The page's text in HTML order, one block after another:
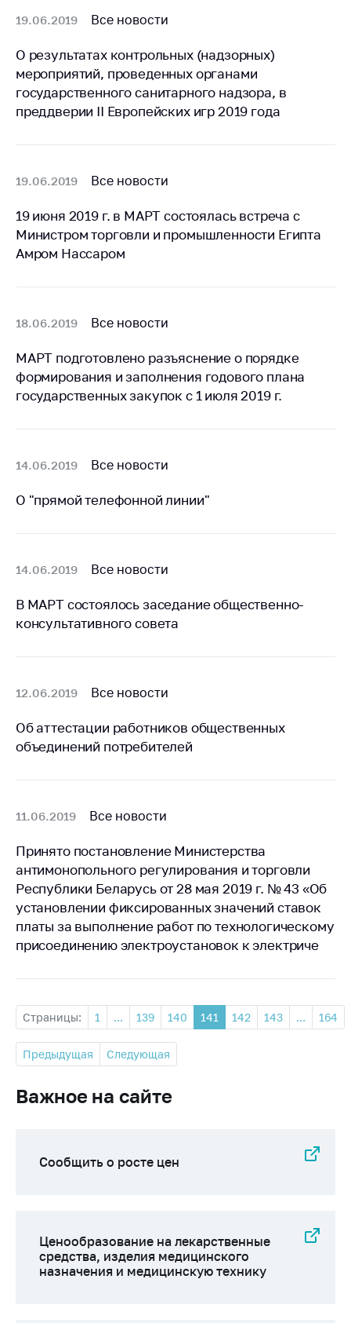
проектов
Маркировка
товаров
Рекомендации по
распространения
COVID-19 для
субъектов торговли,
общественного
Обучение по
антимонопольного
регулирования и
конкурентной
политики
19.06.2019 Все новости
О результатах контрольных (надзорных)
мероприятий, проведенных органами
государственного санитарного надзора, в
преддверии II Европейских игр 2019 года
19.06.2019 Все новости
19 июня 2019 г. в МАРТ состоялась встреча с
Министром торговли и промышленности Египта
Амром Нассаром
18.06.2019 Все новости
МАРТ подготовлено разъяснение о порядке
формирования и заполнения годового плана
государственных закупок с 1 июля 2019 г.
14.06.2019 Все новости
О "прямой телефонной линии"
14.06.2019 Все новости
В МАРТ состоялось заседание общественно-
консультативного совета
12.06.2019 Все новости
Об аттестации работников общественных
объединений потребителей
11.06.2019 Все новости
Принято постановление Министерства
антимонопольного регулирования и торговли
Республики Беларусь от 28 мая 2019 г. № 43 «Об
установлении фиксированных значений ставок
платы за выполнение работ по технологическому
присоединению электроустановок к электриче
Страницы: 1 ... 139 140 141 142 143 ... 164
Предыдущая Следующая
Важное на сайте
Сообщить о росте цен
Ценообразование на лекарственные
средства, изделия медицинского
назначения и медицинскую технику